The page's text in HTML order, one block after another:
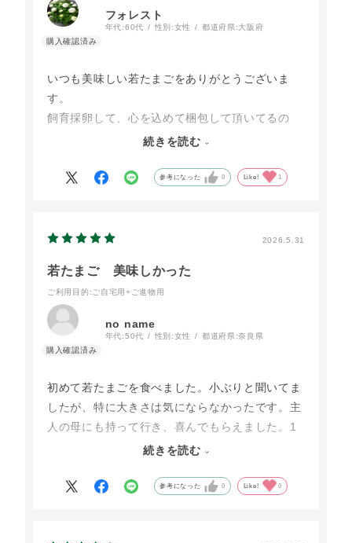
フォレスト
年代:60代 性別:女性 都道府県:大阪府
いつも美味しい若たまごをありがとうございま
す。
飼育採卵して、心を込めて梱包して頂いてるの
が、ストレートに伝わっています。
まれて、若たまごは私の元にやって来ます。これ
す。
続きを読む
参考になった 0 Like! 1
2026.5.31
若たまご 美味しかった
ご利用目的 :ご自宅用+ご進物用
no name
年代:50代 性別:女性 都道府県:奈良県
初めて若たまごを食べました。小ぶりと聞いてま
したが、特に大きさは気にならなかったです。主
人の母にも持って行き、喜んでもらえました。1
ヶ月を全部をこちらで卵を買えるほど、余裕はな
ばなと思って購入を続けたいと思います。
続きを読む
参考になった 0 Like! 0